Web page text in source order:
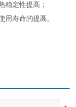
稳定性提高；
用寿命的提高。